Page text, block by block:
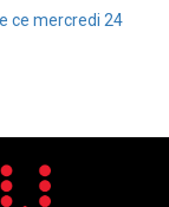
ce mercredi 24